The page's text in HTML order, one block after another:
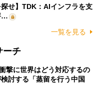
せ】TDK：AIインフラを支
…
一覧を見る
ーチ
撃に世界はどう対応するの
討する「蒸留を行う中国